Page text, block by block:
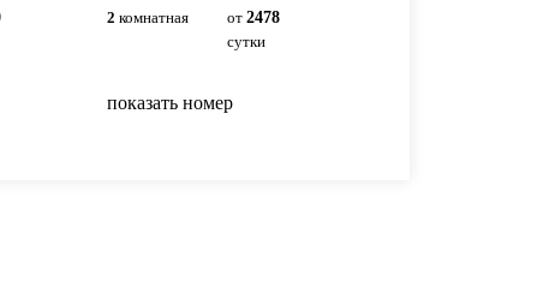
2 комнатная от 2478
сутки
показать номер